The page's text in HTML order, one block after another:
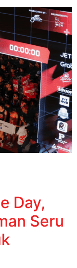
Day,
Seru